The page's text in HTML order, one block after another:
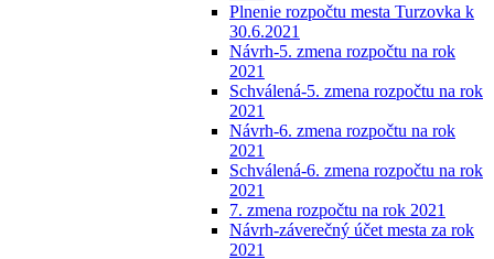
Plnenie rozpočtu mesta Turzovka k
30.6.2021
Návrh-5. zmena rozpočtu na rok
2021
Schválená-5. zmena rozpočtu na rok
2021
Návrh-6. zmena rozpočtu na rok
2021
Schválená-6. zmena rozpočtu na rok
2021
7. zmena rozpočtu na rok 2021
Návrh-záverečný účet mesta za rok
2021